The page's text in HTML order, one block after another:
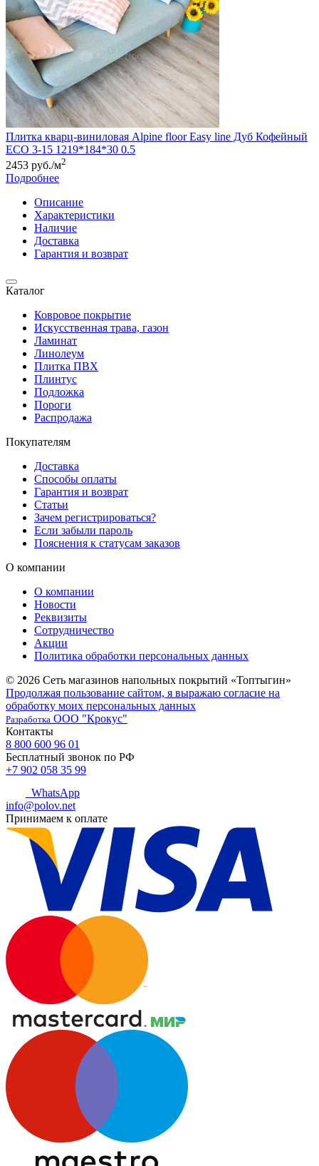
Плитка кварц-виниловая Alpine floor Easy line Дуб Кофейный
ЕСО 3-15 1219*184*30 0.5
2453 руб./м2
Подробнее
Описание
Характеристики
Наличие
Доставка
Гарантия и возврат
Каталог
Ковровое покрытие
Искусственная трава, газон
Ламинат
Линолеум
Плитка ПВХ
Плинтус
Подложка
Пороги
Распродажа
Покупателям
Доставка
Способы оплаты
Гарантия и возврат
Статьи
Зачем регистрироваться?
Если забыли пароль
Пояснения к статусам заказов
О компании
О компании
Новости
Реквизиты
Сотрудничество
Акции
Политика обработки персональных данных
© 2026 Сеть магазинов напольных покрытий «Топтыгин»
Продолжая пользование сайтом, я выражаю согласие на
обработку моих персональных данных
Разработка ООО "Крокус"
Контакты
8 800 600 96 01
Бесплатный звонок по РФ
+7 902 058 35 99
WhatsApp
info@polov.net
Принимаем к оплате